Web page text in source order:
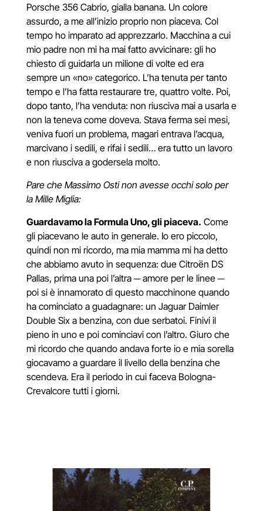
Porsche 356 Cabrio, gialla banana. Un colore
assurdo, a me all’inizio proprio non piaceva. Col
tempo ho imparato ad apprezzarlo. Macchina a cui
mio padre non mi ha mai fatto avvicinare: gli ho
chiesto di guidarla un milione di volte ed era
sempre un «no»categorico. L’ha tenuta per tanto
tempo e l’ha fatta restaurare tre, quattro volte. Poi,
dopo tanto, l’ha venduta: non riusciva mai a usarla e
non la teneva come doveva. Stava ferma sei mesi,
veniva fuori un problema, magari entrava l’acqua,
marcivano i sedili, e rifai i sedili… era tutto un lavoro
e non riusciva a godersela molto.
Pare che Massimo Osti non avesse occhi solo per
la Mille Miglia:
Guardavamo la Formula Uno, gli piaceva. Come
gli piacevano le auto in generale. Io ero piccolo,
quindi non mi ricordo, ma mia mamma mi ha detto
che abbiamo avuto in sequenza: due Citroën DS
Pallas, prima una poi l’altra ─amore per le linee ─
poi si è innamorato di questo macchinone quando
ha cominciato a guadagnare: un Jaguar Daimler
Double Six a benzina, con due serbatoi. Finivi il
pieno in uno e poi cominciavi con l’altro. Giuro che
mi ricordo che quando andava forte io e mia sorella
giocavamo a guardare il livello della benzina che
scendeva. Era il periodo in cui faceva Bologna-
Crevalcore tutti i giorni.